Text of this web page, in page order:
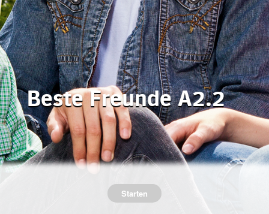
Beste Freunde A2.2
Starten